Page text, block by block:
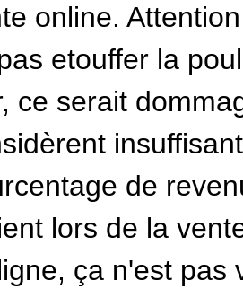
online.
etouffer la
ce serait
de
lors de la
ça n'est pas